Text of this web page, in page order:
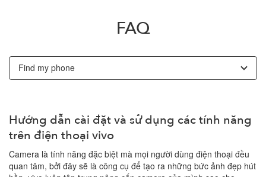
FAQ
Find my phone
Hướng dẫn cài đặt và sử dụng các tính năng
trên điện thoại vivo
Camera là tính năng đặc biệt mà mọi người dùng điện thoại đều
quan tâm, bởi đây sẽ là công cụ để tạo ra những bức ảnh đẹp hút